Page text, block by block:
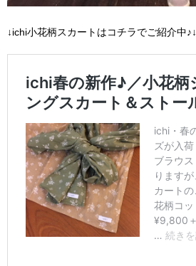
↓ichi小花柄スカートはコチラでご紹介中♪↓